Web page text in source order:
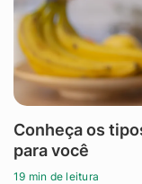
Conheça os
para você
19 min de leitura